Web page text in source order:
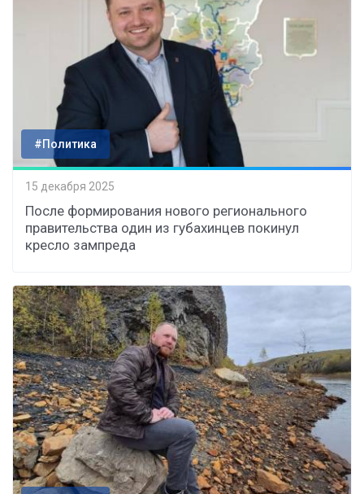
#Политика
15 декабря 2025
После формирования нового регионального
правительства один из губахинцев покинул
кресло зампреда